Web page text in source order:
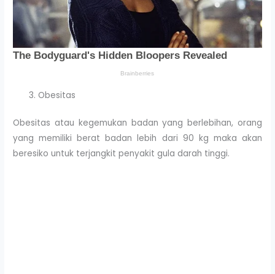
Obesitas
Obesitas atau kegemukan badan yang berlebihan, orang
yang memiliki berat badan lebih dari 90 kg maka akan
beresiko untuk terjangkit penyakit gula darah tinggi.